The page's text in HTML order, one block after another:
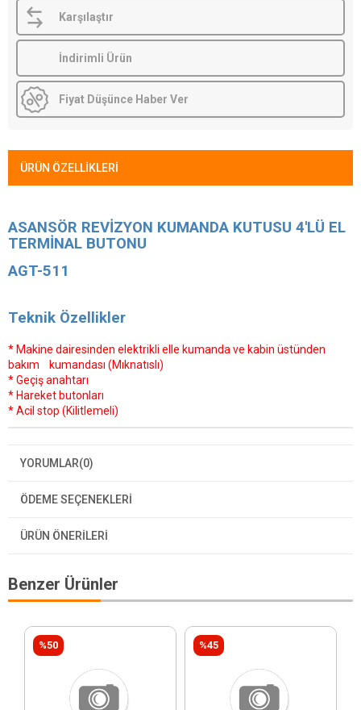
Karşılaştır
İndirimli Ürün
Fiyat Düşünce Haber Ver
ÜRÜN ÖZELLIKLERI
ASANSÖR REVİZYON KUMANDA KUTUSU 4'LÜ EL
TERMİNAL BUTONU
AGT-511
Teknik Özellikler
* Makine dairesinden elektrikli elle kumanda ve kabin üstünden
bakım kumandası (Mıknatıslı)
* Geçiş anahtarı
* Hareket butonları
* Acil stop (Kilitlemeli)
YORUMLAR(0)
ÖDEME SEÇENEKLERI
ÜRÜN ÖNERILERI
Benzer Ürünler
%50 %45